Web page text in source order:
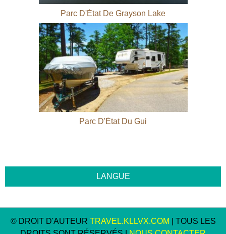
Parc D'État De Grayson Lake
Parc D'État Du Gui
© DROIT D'AUTEUR TRAVEL.KLLVX.COM | TOUS LES